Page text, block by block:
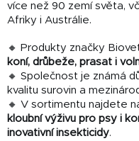
více než 90 zemí světa,
Afriky i Austrálie.
🔸 Produkty značky
koní, drůbeže, prasat i
🔸 Společnost je známá
kvalitu surovin a
🔸 V sortimentu najdete
kloubní výživu pro psy i
inovativní insekticidy.